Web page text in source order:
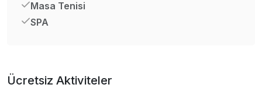
Masa Tenisi
SPA
Ücretsiz Aktiviteler